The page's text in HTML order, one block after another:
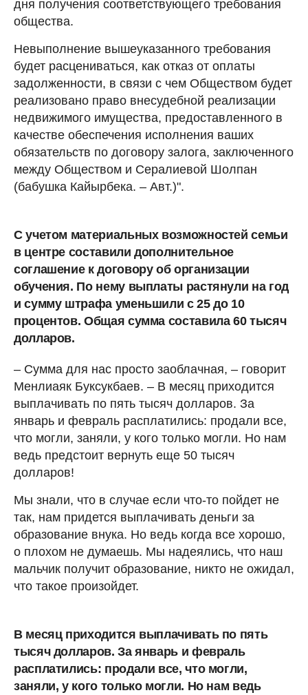
дня получения соответствующего требования
общества.
Невыполнение вышеуказанного требования
будет расцениваться, как отказ от оплаты
задолженности, в связи с чем Обществом будет
реализовано право внесудебной реализации
недвижимого имущества, предоставленного в
качестве обеспечения исполнения ваших
обязательств по договору залога, заключенного
между Обществом и Сералиевой Шолпан
(бабушка Кайырбека. – Авт.)".
С учетом материальных возможностей семьи
в центре составили дополнительное
соглашение к договору об организации
обучения. По нему выплаты растянули на год
и сумму штрафа уменьшили с 25 до 10
процентов. Общая сумма составила 60 тысяч
долларов.
– Сумма для нас просто заоблачная, – говорит
Менлиаяк Буксукбаев. – В месяц приходится
выплачивать по пять тысяч долларов. За
январь и февраль расплатились: продали все,
что могли, заняли, у кого только могли. Но нам
ведь предстоит вернуть еще 50 тысяч
долларов!
Мы знали, что в случае если что-то пойдет не
так, нам придется выплачивать деньги за
образование внука. Но ведь когда все хорошо,
о плохом не думаешь. Мы надеялись, что наш
мальчик получит образование, никто не ожидал,
что такое произойдет.
В месяц приходится выплачивать по пять
тысяч долларов. За январь и февраль
расплатились: продали все, что могли,
заняли, у кого только могли. Но нам ведь